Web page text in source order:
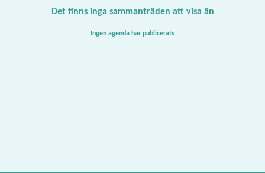
Det finns inga sammanträden att visa än
Ingen agenda har publicerats